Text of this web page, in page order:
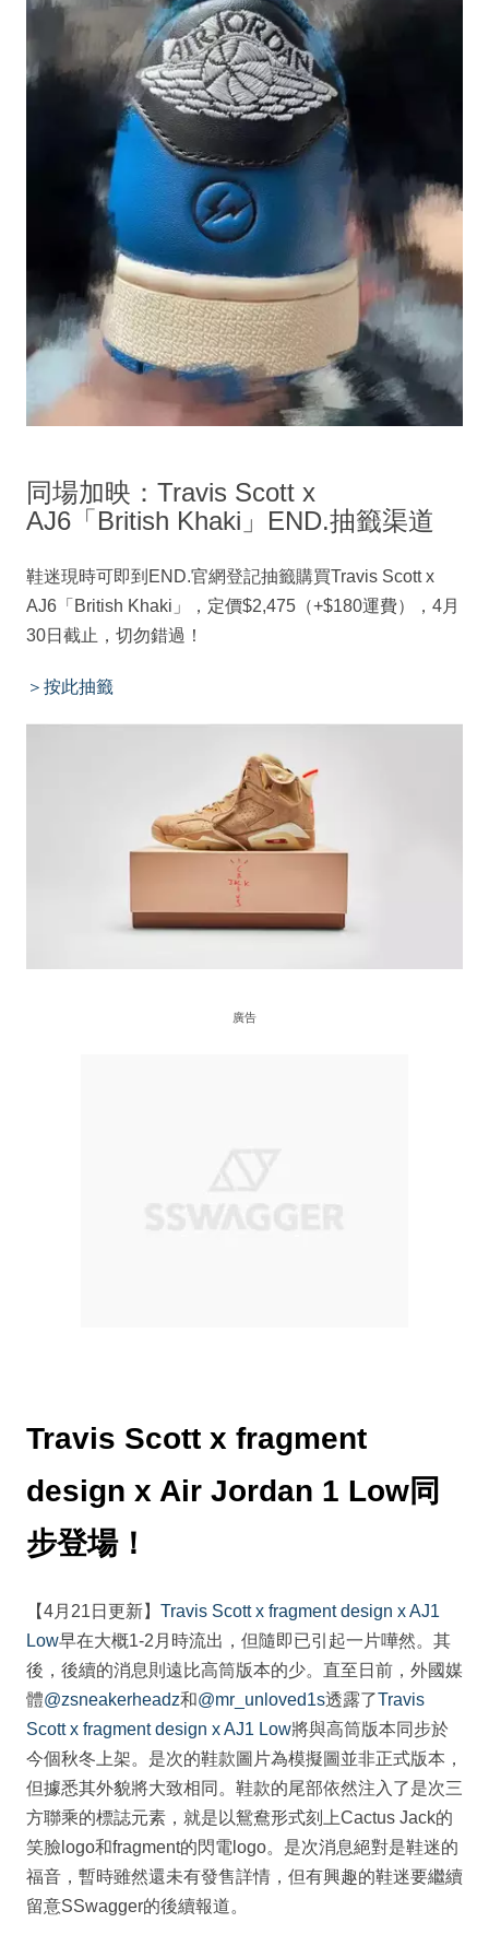
同場加映：Travis Scott x
AJ6「British Khaki」END.抽籤渠道
鞋迷現時可即到END.官網登記抽籤購買Travis Scott x
AJ6「British Khaki」，定價$2,475（+$180運費），4月
30日截止，切勿錯過！
＞按此抽籤
廣告
Travis Scott x fragment
design x Air Jordan 1 Low同
步登場！
【4月21日更新】 Travis Scott x fragment design x AJ1
Low早在大概1-2月時流出，但隨即已引起一片嘩然。其
後，後續的消息則遠比高筒版本的少。直至日前，外國媒
體@zsneakerheadz和@mr_unloved1s透露了Travis
Scott x fragment design x AJ1 Low將與高筒版本同步於
今個秋冬上架。是次的鞋款圖片為模擬圖並非正式版本，
但據悉其外貌將大致相同。鞋款的尾部依然注入了是次三
方聯乘的標誌元素，就是以鴛鴦形式刻上Cactus Jack的
笑臉logo和fragment的閃電logo。是次消息絕對是鞋迷的
福音，暫時雖然還未有發售詳情，但有興趣的鞋迷要繼續
留意SSwagger的後續報道。